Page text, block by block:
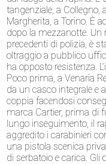
tangenziale, a Collegno,
Margherita, a Torino. È
dopo la mezzanotte. Un
precedenti di polizia, è
oltraggio a pubblico
ha opposto resistenza.
Poco prima, a Venaria
da un casco integrale e
coppia facendosi
marca Cartier, prima di
lungo inseguimento, il
aggredito i carabinieri
una pistola scenica
di serbatoio e carica. Gli